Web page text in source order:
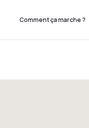
Comment ça marche ?